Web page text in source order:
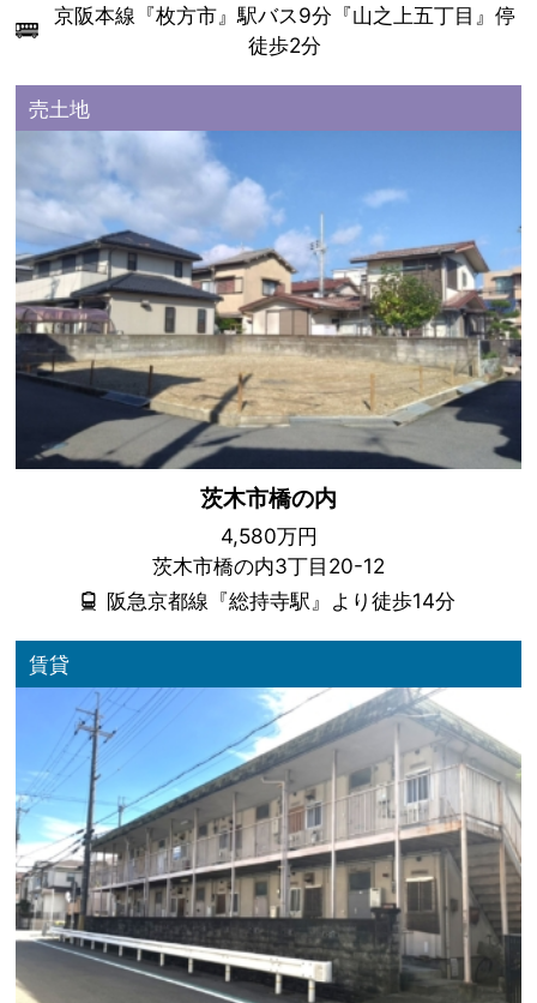
京阪本線『枚方市』駅バス9分『山之上五丁目』停
徒歩2分
売土地
茨木市橋の内
4,580万円
茨木市橋の内3丁目20-12
阪急京都線『総持寺駅』より徒歩14分
賃貸